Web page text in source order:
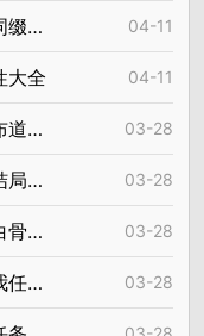
解 04-11
大全 04-11
览 03-28
览 03-28
览 03-28
览 03-28